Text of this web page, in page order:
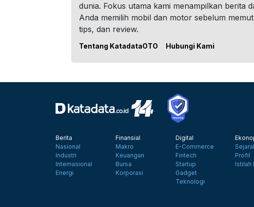
dunia. Fokus utama kami menampilkan berita
Anda memilih mobil dan motor sebelum
tips, dan review.
Tentang KatadataOTO Hubungi Kami
Berita
Nasional
Industri
Internasional
Energi
Finansial
Makro
Keuangan
Bursa
Korporasi
Digital
E-Commerce
Fintech
Startup
Gadget
Teknologi
Profil
Istilah